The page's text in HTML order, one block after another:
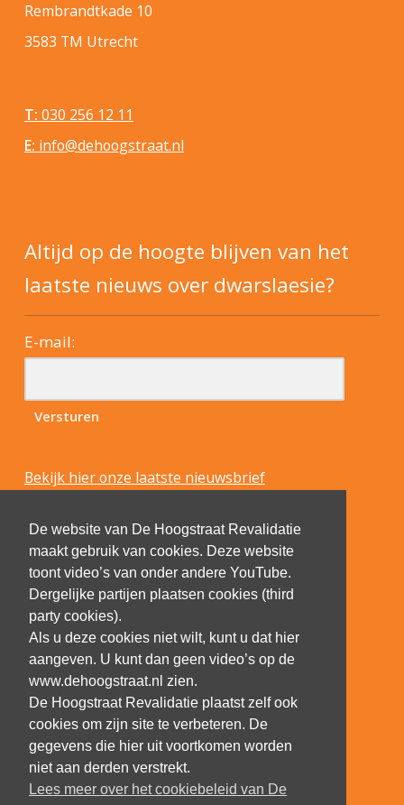
De website van De Hoogstraat Revalidatie
maakt gebruik van cookies. Deze website
toont video’s van onder andere YouTube.
Dergelijke partijen plaatsen cookies (third
party cookies).
Als u deze cookies niet wilt, kunt u dat hier
aangeven. U kunt dan geen video’s op de
www.dehoogstraat.nl zien.
De Hoogstraat Revalidatie plaatst zelf ook
cookies om zijn site te verbeteren. De
gegevens die hier uit voortkomen worden
niet aan derden verstrekt.
Lees meer over het cookiebeleid van De
Rembrandtkade 10
3583 TM Utrecht
T: 030 256 12 11
E: info@dehoogstraat.nl
Altijd op de hoogte blijven van het
laatste nieuws over dwarslaesie?
E-mail:
Bekijk hier onze laatste nieuwsbrief